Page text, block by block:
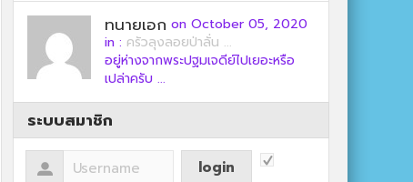
ทนายเอก on October 05, 2020
in : ครัวลุงลอยป่าลั่น ...
อยู่ห่างจากพระปฐมเจดีย์ไปเยอะหรือ
เปล่าครับ ...
ระบบสมาชิก